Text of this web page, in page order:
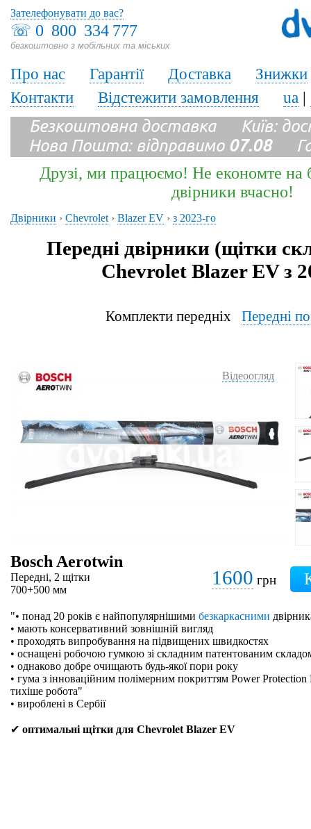
☏ 0 800 334 777
безкоштовно з мобільних та міських
Зателефонувати до вас?
Про нас Гарантії Доставка
Знижки
Контакти
Відстежити замовлення ua |
Безкоштовна доставка Київ:
Нова Пошта: відправимо 07.08
Друзі, ми працюємо! Не економте на
двірники вчасно!
Двірники › Chevrolet › Blazer EV › з 2023-го
Передні двірники (щітки
Chevrolet Blazer EV з
Комплекти передніх Передні
Відеоогляд
Bosch Aerotwin
Передні, 2 щітки
700+500 мм
1600 грн
"• понад 20 років є найпопулярнішими безкаркасними
• мають консервативний зовнішній вигляд
• проходять випробування на підвищених швидкостях
• оснащені робочою гумкою зі складним патентованим
• однаково добре очищають будь-якої пори року
• гума з інноваційним полімерним покриттям Power
тихіше робота"
• вироблені в Сербії
✔ оптимальні щітки для Chevrolet Blazer EV